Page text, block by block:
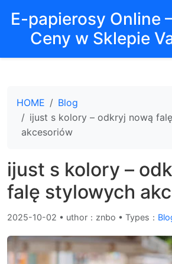
E-papierosy Online
Ceny w Sklepie
HOME
Blog
ijust s kolory – odkryj nową
akcesoriów
ijust s kolory –
falę stylowych
2025-10-02 • uthor：znbo • Types：